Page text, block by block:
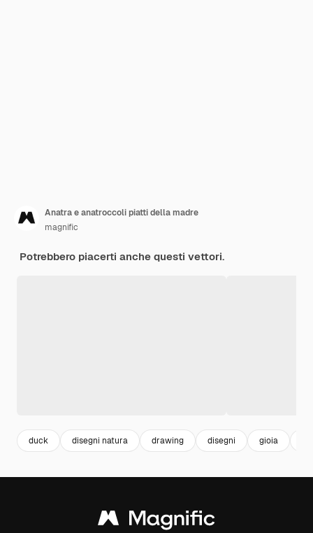
Anatra e anatroccoli piatti della madre
magnific
Potrebbero piacerti anche questi vettori.
duck disegni natura drawing disegni gioia